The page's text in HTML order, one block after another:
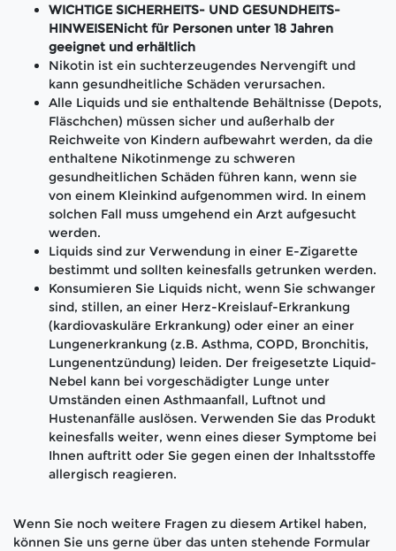
WICHTIGE SICHERHEITS- UND GESUNDHEITS-
HINWEISENicht für Personen unter 18 Jahren
geeignet und erhältlich
Nikotin ist ein suchterzeugendes Nervengift und
kann gesundheitliche Schäden verursachen.
Alle Liquids und sie enthaltende Behältnisse (Depots,
Fläschchen) müssen sicher und außerhalb der
Reichweite von Kindern aufbewahrt werden, da die
enthaltene Nikotinmenge zu schweren
gesundheitlichen Schäden führen kann, wenn sie
von einem Kleinkind aufgenommen wird. In einem
solchen Fall muss umgehend ein Arzt aufgesucht
werden.
Liquids sind zur Verwendung in einer E-Zigarette
bestimmt und sollten keinesfalls getrunken werden.
Konsumieren Sie Liquids nicht, wenn Sie schwanger
sind, stillen, an einer Herz-Kreislauf-Erkrankung
(kardiovaskuläre Erkrankung) oder einer an einer
Lungenerkrankung (z.B. Asthma, COPD, Bronchitis,
Lungenentzündung) leiden. Der freigesetzte Liquid-
Nebel kann bei vorgeschädigter Lunge unter
Umständen einen Asthmaanfall, Luftnot und
Hustenanfälle auslösen. Verwenden Sie das Produkt
keinesfalls weiter, wenn eines dieser Symptome bei
Ihnen auftritt oder Sie gegen einen der Inhaltsstoffe
allergisch reagieren.
Wenn Sie noch weitere Fragen zu diesem Artikel haben,
können Sie uns gerne über das unten stehende Formular